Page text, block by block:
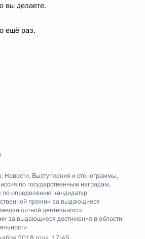
вы делаете.
ещё раз.
Новости, Выступления и стенограммы,
по государственным наградам,
определению кандидатур
премии за выдающиеся
деятельности
за выдающиеся достижения в области